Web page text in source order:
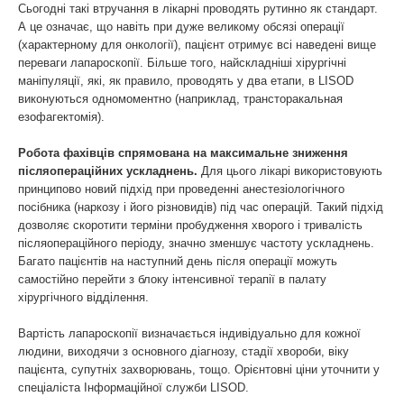
Сьогодні такі втручання в лікарні проводять рутинно як стандарт.
А це означає, що навіть при дуже великому обсязі операції
(характерному для онкології), пацієнт отримує всі наведені вище
переваги лапароскопії. Більше того, найскладніші хірургічні
маніпуляції, які, як правило, проводять у два етапи, в LISOD
виконуються одномоментно (наприклад, трансторакальная
езофагектомія).
Робота фахівців спрямована на максимальне зниження
післяопераційних ускладнень. Для цього лікарі використовують
принципово новий підхід при проведенні анестезіологічного
посібника (наркозу і його різновидів) під час операцій. Такий підхід
дозволяє скоротити терміни пробудження хворого і тривалість
післяопераційного періоду, значно зменшує частоту ускладнень.
Багато пацієнтів на наступний день після операції можуть
самостійно перейти з блоку інтенсивної терапії в палату
хірургічного відділення.
Вартість лапароскопії визначається індивідуально для кожної
людини, виходячи з основного діагнозу, стадії хвороби, віку
пацієнта, супутніх захворювань, тощо. Орієнтовні ціни уточнити у
спеціаліста Інформаційної служби LISOD.